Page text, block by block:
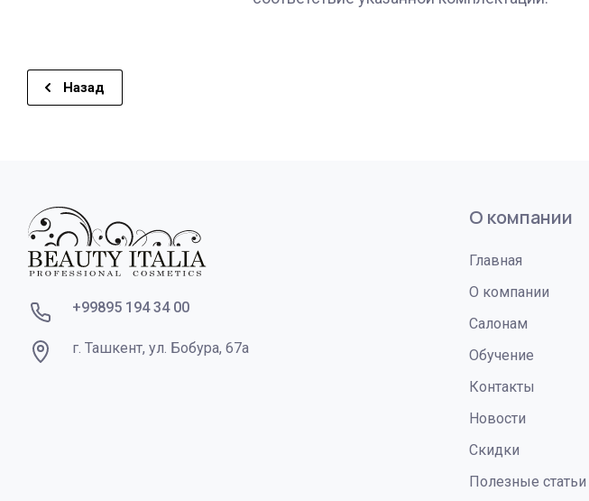
Назад
+99895 194 34 00
г. Ташкент, ул. Бобура, 67а
О компании
Главная
О компании
Салонам
Обучение
Контакты
Новости
Скидки
Полезные статьи